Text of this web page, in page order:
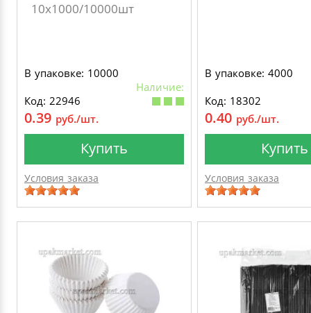
10х1000/10000шт
В упаковке: 10000
Наличие:
Код: 22946
0.39 руб./шт.
Купить
Условия заказа
В упаковке: 4000
Код: 18302
0.40 руб./шт.
Купить
Условия заказа